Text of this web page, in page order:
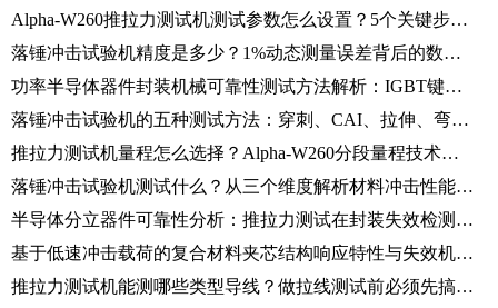
Alpha-W260推拉力测试机测试参数怎么设置？5个关键步骤解析
落锤冲击试验机精度是多少？1%动态测量误差背后的数据采集技术解析
功率半导体器件封装机械可靠性测试方法解析：IGBT键合线拉力与芯片剪切检测
落锤冲击试验机的五种测试方法：穿刺、CAI、拉伸、弯曲及剥离冲击试验解析
推拉力测试机量程怎么选择？Alpha-W260分段量程技术详解
落锤冲击试验机测试什么？从三个维度解析材料冲击性能评价方法
半导体分立器件可靠性分析：推拉力测试在封装失效检测中的应用解析
基于低速冲击载荷的复合材料夹芯结构响应特性与失效机理研究（仪器化落锤法）
推拉力测试机能测哪些类型导线？做拉线测试前必须先搞清楚这些问题